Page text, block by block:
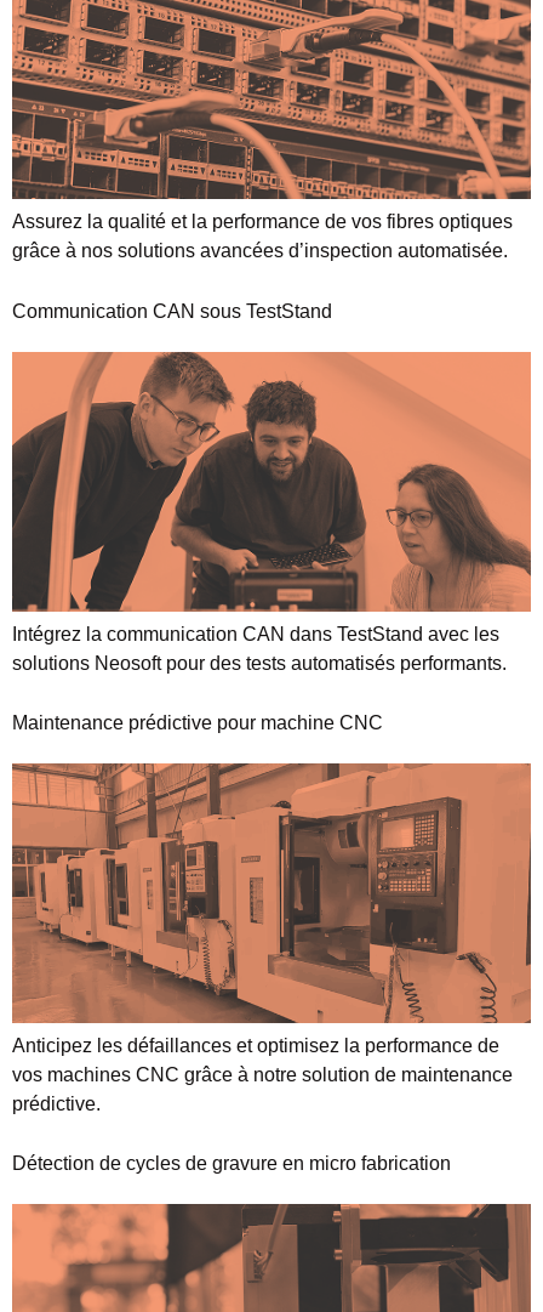
Assurez la qualité et la performance de vos fibres optiques
grâce à nos solutions avancées d’inspection automatisée.
Communication CAN sous TestStand
Intégrez la communication CAN dans TestStand avec les
solutions Neosoft pour des tests automatisés performants.
Maintenance prédictive pour machine CNC
Anticipez les défaillances et optimisez la performance de
vos machines CNC grâce à notre solution de maintenance
prédictive.
Détection de cycles de gravure en micro fabrication